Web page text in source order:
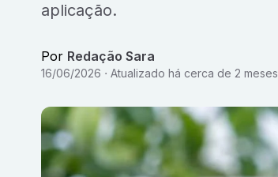
aplicação.
Por Redação Sara
16/06/2026 Atualizado há cerca de 2 meses